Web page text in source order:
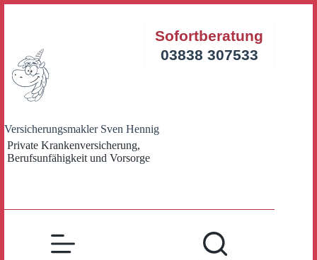
Versicherungsmakler Sven Hennig
Private Krankenversicherung,
Berufsunfähigkeit und Vorsorge
Sofortberatung
03838 307533